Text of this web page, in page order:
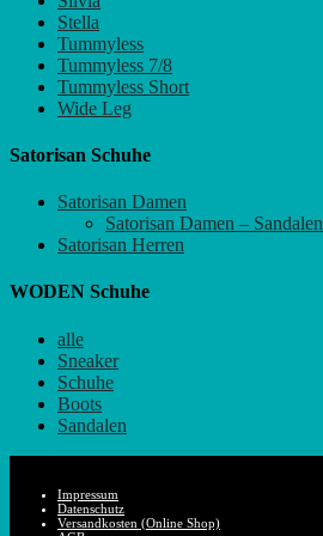
Stella
Tummyless
Tummyless 7/8
Tummyless Short
Wide Leg
Satorisan Schuhe
Satorisan Damen
Satorisan Damen – Sandalen
Satorisan Herren
WODEN Schuhe
alle
Sneaker
Schuhe
Boots
Sandalen
Impressum
Datenschutz
Versandkosten (Online Shop)